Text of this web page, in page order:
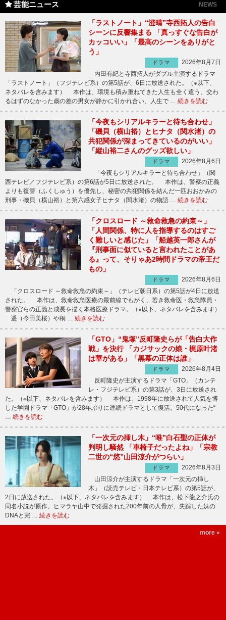
芸能ニュース NEWS
「ラストノート」“澄晴”寺西拓人の告白
シーンに反響集まる 「真っすぐな告白が
カッコいい」「最高のシーンをありがと
う」
ドラマ
2026年8月7日
内田有紀と寺西拓人がダブル主演するドラマ
「ラストノート」（フジテレビ系）の第5話が、6日に放送された。（※以下、
ネタバレを含みます） 本作は、環境も積み重ねてきた人生も全く違う、交わ
るはずのなかった歳の差の男女が静かに引かれ合い、人生で … 続きを読む
「今夜もシリアルキラーと待ち合わせ」
「磯貝（横山裕）とヒナタ（関水渚）の
共犯関係が深まってきているのがいい」
「縦山裕二さんのグッズ欲しい」
ドラマ
2026年8月6日
「今夜もシリアルキラーと待ち合わせ」（関
西テレビ／フジテレビ系）の第6話が5日に放送された。 本作は、警察の正義
よりも復讐（ふくしゅう）を優先し、秘密の共犯関係を結んだ一匹おおかみの
刑事・磯貝（横山裕）と第六感女子ヒナタ（関水渚）の物語 … 続きを読む
「クロスロード ～救命救急の約束～」
「人間関係、特に人を指導するのはすご
く難しいと感じた」「船越英一郎さんが
『刑事面に似ていると言われたことがあ
る』って、そりゃあ2時間ドラマの帝王だ
もの」
ドラマ
2026年8月6日
「クロスロード ～救命救急の約束～」（テレビ朝日系）の第5話が4日に放送
された。 本作は、救命救急医療の最前線でもがく、若き救命医・救急隊員・
警察官らの正義と成長を描く本格医療ドラマ。（※以下、ネタバレを含みます）
遥（今田美桜）や桐 … 続きを読む
「GTO」“鬼塚”反町隆史らが「告白大作
戦」を決行 「カジサックの娘・梶原叶渚
は華がある」「黒幕の正体は誰」
ドラマ
2026年8月4日
反町隆史が主演するドラマ「GTO」（カンテ
レ・フジテレビ系）の第3話が、3日に放送され
た。（※以下、ネタバレを含みます） 本作は、1998年に放送されて人気を博
した学園ドラマ「GTO」が28年ぶりに連続ドラマとして復活。50代になった“
続きを読む
「一次元の挿し木」“唯”白石聖の正体が
判明し騒然 「車椅子だったよね」「宗教
二世の“悠”山田涼介がつらい」
ドラマ
2026年8月3日
山田涼介が主演するドラマ「一次元の挿し
木」（読売テレビ・日本テレビ系）の第5話が、
2日に放送された。（※以下、ネタバレを含みます） 本作は、松下龍之介氏の
同名小説が原作。ヒマラヤ山中で発掘された200年前の人骨が、失踪した妹の
DNAと完 … 続きを読む
more »